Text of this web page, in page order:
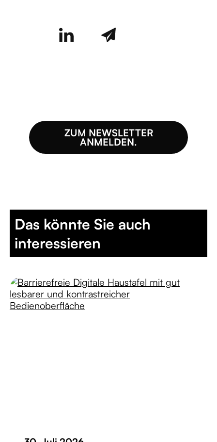
ZUM NEWSLETTER
ANMELDEN.
Das könnte Sie auch
interessieren